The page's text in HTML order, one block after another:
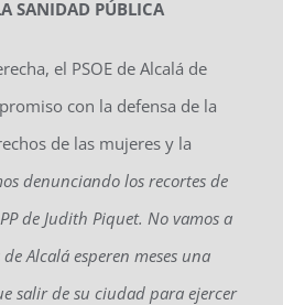
SANIDAD PÚBLICA
el PSOE de Alcalá de
con la defensa de la
de las mujeres y la
denunciando los recortes de
de Judith Piquet. No vamos a
Alcalá esperen meses una
salir de su ciudad para ejercer